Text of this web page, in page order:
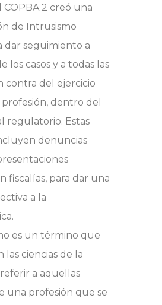
COPBA 2 creó una
de Intrusismo
dar seguimiento a
los casos y a todas las
contra del ejercicio
dentro del
regulatorio. Estas
denuncias
fiscalías, para dar una
a la
es un término que
las ciencias de la
a aquellas
una profesión que se